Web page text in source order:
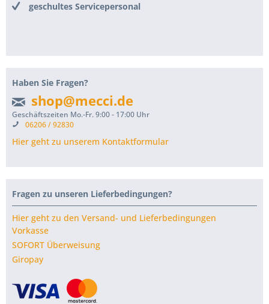
geschultes Servicepersonal
Haben Sie Fragen?
shop@mecci.de
Geschäftszeiten Mo.-Fr. 9:00 - 17:00 Uhr
06206 / 92830
Hier geht zu unserem Kontaktformular
Fragen zu unseren Lieferbedingungen?
Hier geht zu den Versand- und Lieferbedingungen
Vorkasse
SOFORT Überweisung
Giropay